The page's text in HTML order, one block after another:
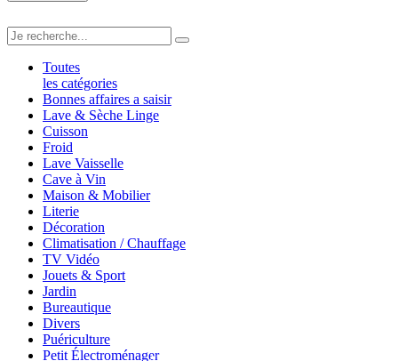
Toutes
les catégories
Bonnes affaires a saisir
Lave & Sèche Linge
Cuisson
Froid
Lave Vaisselle
Cave à Vin
Maison & Mobilier
Literie
Décoration
Climatisation / Chauffage
TV Vidéo
Jouets & Sport
Jardin
Bureautique
Divers
Puériculture
Petit Électroménager